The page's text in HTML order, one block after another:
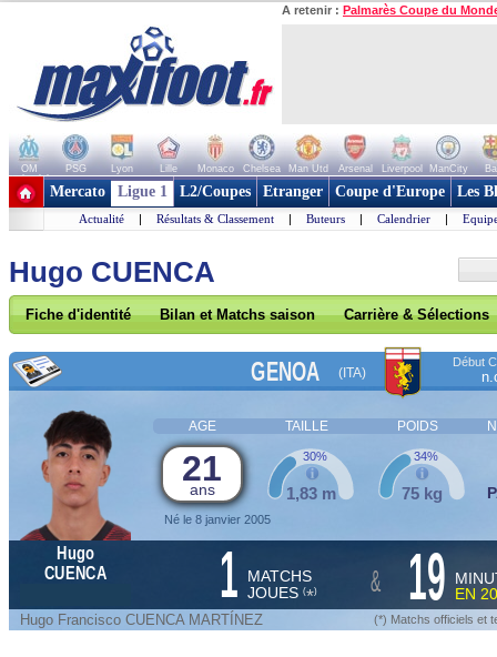
A retenir : Palmarès Coupe du
OM PSG Lyon Lille Monaco Chelsea Man Utd Arsenal Liverpool ManCity
+ de clubs
Mercato Ligue 1 L2/Coupes Etranger Coupe d'Europe Les
Actualité | Résultats & Classement | Buteurs | Calendrier |
Hugo CUENCA
Fiche d'identité Bilan et Matchs saison Carrière & Sélections
GENOA (ITA)
Début
AGE TAILLE POIDS
21
ans
Né le 8 janvier 2005
1,83 m
30%
75 kg
34%
Hugo
CUENCA
1 MATCHS
JOUES (*) & 19
EN
Hugo Francisco CUENCA MARTÍNEZ (*) Matchs officiels et